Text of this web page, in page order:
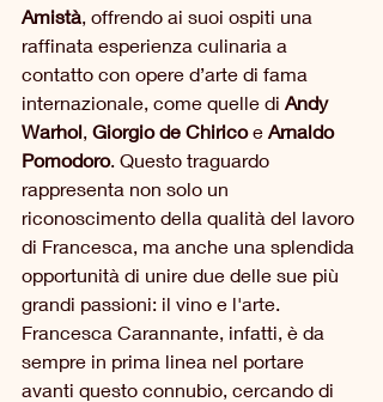
Amistà, offrendo ai suoi ospiti una
raffinata esperienza culinaria a
contatto con opere d’arte di fama
internazionale, come quelle di Andy
Warhol, Giorgio de Chirico e Arnaldo
Pomodoro. Questo traguardo
rappresenta non solo un
riconoscimento della qualità del lavoro
di Francesca, ma anche una splendida
opportunità di unire due delle sue più
grandi passioni: il vino e l'arte.
Francesca Carannante, infatti, è da
sempre in prima linea nel portare
avanti questo connubio, cercando di